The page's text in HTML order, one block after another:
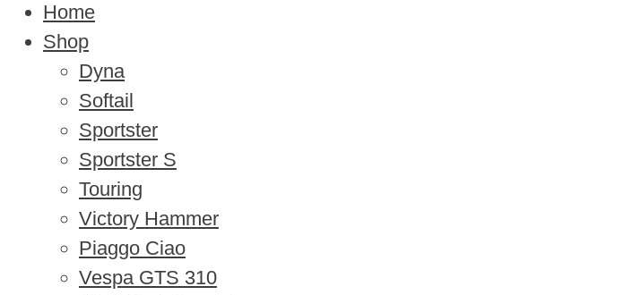
Home
Shop
Dyna
Softail
Sportster
Sportster S
Touring
Victory Hammer
Piaggo Ciao
Vespa GTS 310